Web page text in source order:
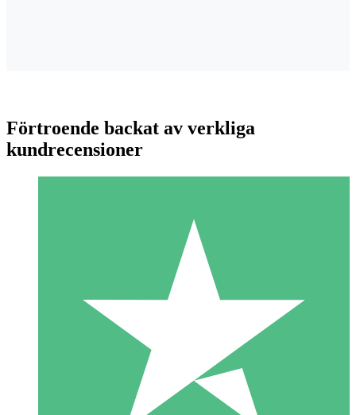
Individuella Kreditpaket
Betala per användning med nedladdningskrediter. Inget
1 Nedladdningar
10 00
Förtroende backat av verkliga
kundrecensioner